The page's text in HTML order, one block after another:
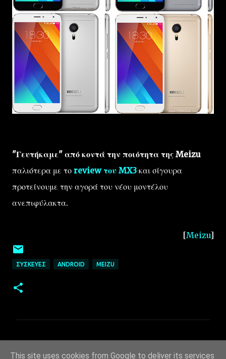
"Γευτήκαμε" από κοντά την ποιότητα της Meizu
παλιότερα με το review του MX3 και σίγουρα
προτείνουμε την αγορά του νέου μοντέλου
ανεπιφύλακτα.
[Meizu]
ΣΥΣΚΕΥΈΣ ANDROID MEIZU
χ
This site uses cookies from Google to deliver its services